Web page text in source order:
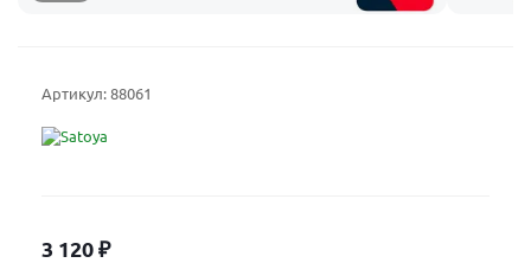
Артикул:88061
3 120₽